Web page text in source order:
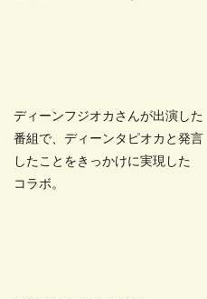
ディーンフジオカさんが出演した
番組で、ディーンタピオカと発言
したことをきっかけに実現した
コラボ。